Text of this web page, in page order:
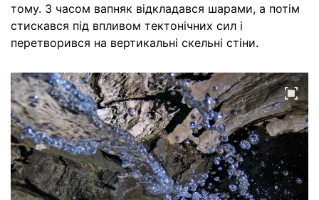
тому. З часом вапняк відкладався шарами, а потім
стискався під впливом тектонічних сил і
перетворився на вертикальні скельні стіни.